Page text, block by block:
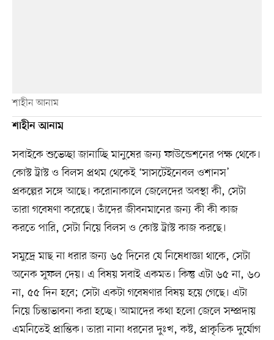
শাহীন আনাম
শাহীন আনাম
সবাইকে শুভেচ্ছা জানাচ্ছি মানুষের জন্য ফাউন্ডেশনের পক্ষ থেকে।
কোস্ট ট্রাস্ট ও বিলস প্রথম থেকেই ‘সাসটেইনেবল ওশানস’
প্রকল্পের সঙ্গে আছে। করোনাকালে জেলেদের অবস্থা কী, সেটা
তারা গবেষণা করেছে। তাঁদের জীবনমানের জন্য কী কী কাজ
করতে পারি, সেটা নিয়ে বিলস ও কোস্ট ট্রাস্ট কাজ করছে।
সমুদ্রে মাছ না ধরার জন্য ৬৫ দিনের যে নিষেধাজ্ঞা থাকে, সেটা
অনেক সুফল দেয়। এ বিষয় সবাই একমত। কিন্তু এটা ৬৫ না, ৬০
না, ৫৫ দিন হবে; সেটা একটা গবেষণার বিষয় হয়ে গেছে। এটা
নিয়ে চিন্তাভাবনা করা হচ্ছে। আমাদের কথা হলো জেলে সম্প্রদায়
এমনিতেই প্রান্তিক। তারা নানা ধরনের দুঃখ, কষ্ট, প্রাকৃতিক দুর্যোগ